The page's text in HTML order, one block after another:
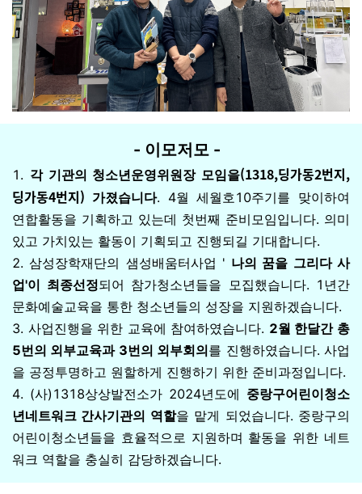
- 이모저모 -
1. 각 기관의 청소년운영위원장 모임을(1318,딩가동2번지,
딩가동4번지) 가졌습니다. 4월 세월호10주기를 맞이하여
연합활동을 기획하고 있는데 첫번째 준비모임입니다. 의미
있고 가치있는 활동이 기획되고 진행되길 기대합니다.
2. 삼성장학재단의 샘성배움터사업 ' 나의 꿈을 그리다 사
업'이 최종선정되어 참가청소년들을 모집했습니다. 1년간
문화예술교육을 통한 청소년들의 성장을 지원하겠습니다.
3. 사업진행을 위한 교육에 참여하였습니다. 2월 한달간 총
5번의 외부교육과 3번의 외부회의를 진행하였습니다. 사업
을 공정투명하고 원할하게 진행하기 위한 준비과정입니다.
4. (사)1318상상발전소가 2024년도에 중랑구어린이청소
년네트워크 간사기관의 역할을 맡게 되었습니다. 중랑구의
어린이청소년들을 효율적으로 지원하며 활동을 위한 네트
워크 역할을 충실히 감당하겠습니다.